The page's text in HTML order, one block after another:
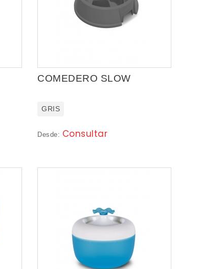
COMEDERO SLOW
GRIS
Desde: Consultar